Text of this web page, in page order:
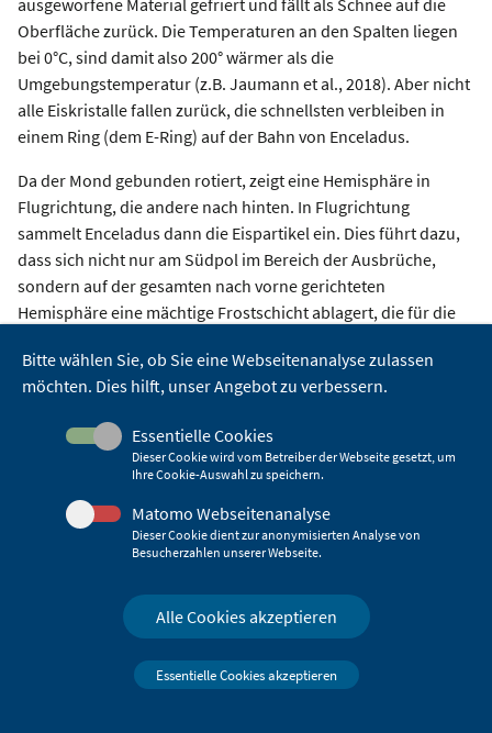
ausgeworfene Material gefriert und fällt als Schnee auf die
Oberfläche zurück. Die Temperaturen an den Spalten liegen
bei 0°C, sind damit also 200° wärmer als die
Umgebungstemperatur (z.B. Jaumann et al., 2018). Aber nicht
alle Eiskristalle fallen zurück, die schnellsten verbleiben in
einem Ring (dem E-Ring) auf der Bahn von Enceladus.
Da der Mond gebunden rotiert, zeigt eine Hemisphäre in
Flugrichtung, die andere nach hinten. In Flugrichtung
sammelt Enceladus dann die Eispartikel ein. Dies führt dazu,
dass sich nicht nur am Südpol im Bereich der Ausbrüche,
sondern auf der gesamten nach vorne gerichteten
Hemisphäre eine mächtige Frostschicht ablagert, die für die
Die Energie für den Kryovulkanismus kommt auch bei
Enceladus aus der Gezeitenreibung des Mondes mit Saturn
und der Resonanz mit seinen Nachbarmonden.
Auch bei Enceladus befindet sich zumindest teilweise ein
flüssiger Wasserozean unter der Eiskruste der Kontakt zum
Gesteinskern hat, was die Zusammensetzung der
Auswurfwolke belegt. Neben H O sind noch andere Gase wie
Kohlenwasserstoffverbindungen im Eruptionsmaterial
Auch der größte Saturnmond Titan hat einige
Oberflächenformen, die an Kryovulkane erinnern. Zudem ist
Bitte wählen Sie, ob Sie eine Webseitenanalyse zulassen
möchten. Dies hilft, unser Angebot zu verbessern.
Essentielle Cookies
Dieser Cookie wird vom Betreiber der Webseite gesetzt, um
Ihre Cookie-Auswahl zu speichern.
Matomo Webseitenanalyse
Dieser Cookie dient zur anonymisierten Analyse von
Besucherzahlen unserer Webseite.
Alle Cookies akzeptieren
Essentielle Cookies akzeptieren